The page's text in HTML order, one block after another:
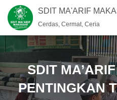
SDIT MA'ARIF
Cerdas, Cermat, Ceria
SDIT
PENTINGKAN